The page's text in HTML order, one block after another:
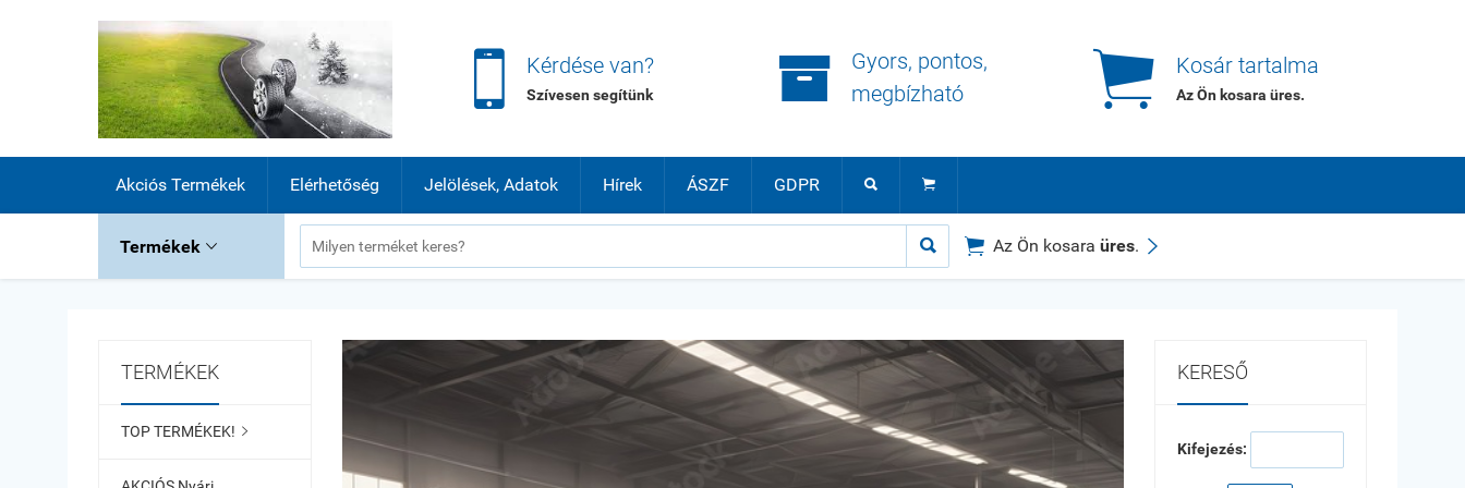
 Kérdése van?
Szívesen segítünk 
Gyors, pontos,
megbízható
 Kosár tartalma
Az Ön kosaraüres.
Akciós Termékek Elérhetőség Jelölések, Adatok Hírek ÁSZF GDPR  
Termékek    Az Ön kosara üres. 
TERMÉKEK
TOP TERMÉKEK! 
KERESŐ
Kifejezés: